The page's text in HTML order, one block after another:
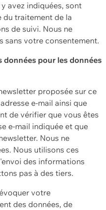
avez indiquées, sont
du traitement de la
de suivi. Nous ne
sans votre consentement.
pour les données
proposée sur ce
e-mail ainsi que
de vérifier que vous êtes
e-mail indiquée et que
Nous ne
Nous utilisons ces
des informations
pas à des tiers.
votre
des données, de